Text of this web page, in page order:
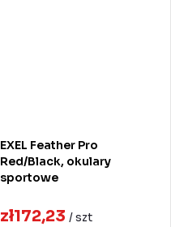
EXEL Feather Pro
Red/Black, okulary
sportowe
zł172,23 / szt